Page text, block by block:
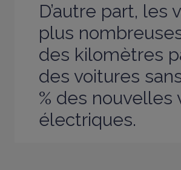
D’autre part,
plus
des kilomètres
des voitures
% des
électriques.